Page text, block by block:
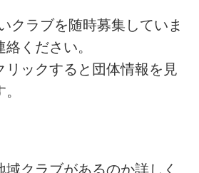
クラブを随時募集していま
ください。
ックすると団体情報を見
クラブがあるのか詳しく